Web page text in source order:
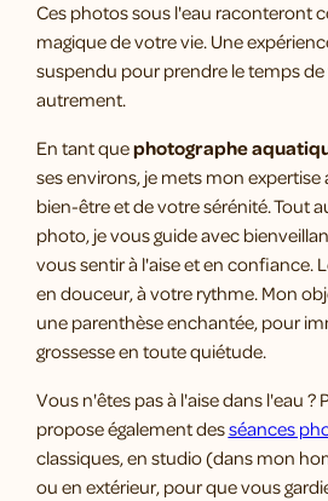
Ces photos sous l'eau raconteront
magique de votre vie. Une
suspendu pour prendre le temps de
autrement.
En tant quephotographe
ses environs, je mets mon expertise
bien-être et de votre sérénité. Tout
photo, je vous guide avec
vous sentir à l'aise et en confiance.
en douceur, à votre rythme. Mon
une parenthèse enchantée, pour
grossesse en toute quiétude.
Vous n'êtes pas à l'aise dans l'eau ?
propose également desséances
classiques, en studio (dans mon
ou en extérieur, pour que vous